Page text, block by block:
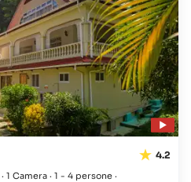
4.2
· 1 Camera · 1 - 4 persone ·